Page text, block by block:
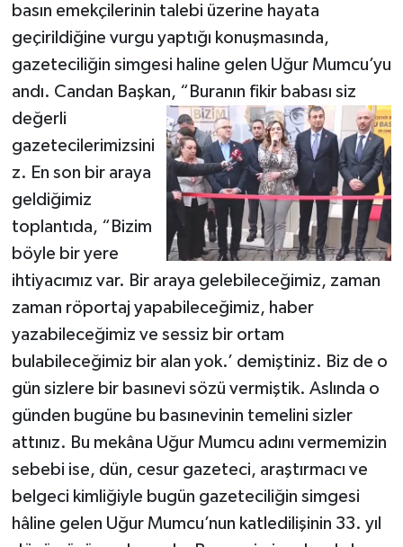
basın emekçilerinin talebi üzerine hayata
geçirildiğine vurgu yaptığı konuşmasında,
gazeteciliğin simgesi haline gelen Uğur Mumcu’yu
andı. Candan Başkan, “Buranın fikirbabası siz
değerli
gazetecilerimizsini
z. En son bir araya
geldiğimiz
toplantıda, “Bizim
böyle bir yere
ihtiyacımız var. Bir araya gelebileceğimiz, zaman
zaman röportaj yapabileceğimiz, haber
yazabileceğimiz ve sessiz bir ortam
bulabileceğimiz bir alan yok.’ demiştiniz. Biz de o
gün sizlere bir basınevi sözü vermiştik. Aslında o
günden bugüne bu basınevinin temelini sizler
attınız. Bu mekâna Uğur Mumcu adını vermemizin
sebebi ise, dün, cesur gazeteci, araştırmacı ve
belgeci kimliğiyle bugün gazeteciliğin simgesi
hâline gelen Uğur Mumcu’nun katledilişinin 33. yıl